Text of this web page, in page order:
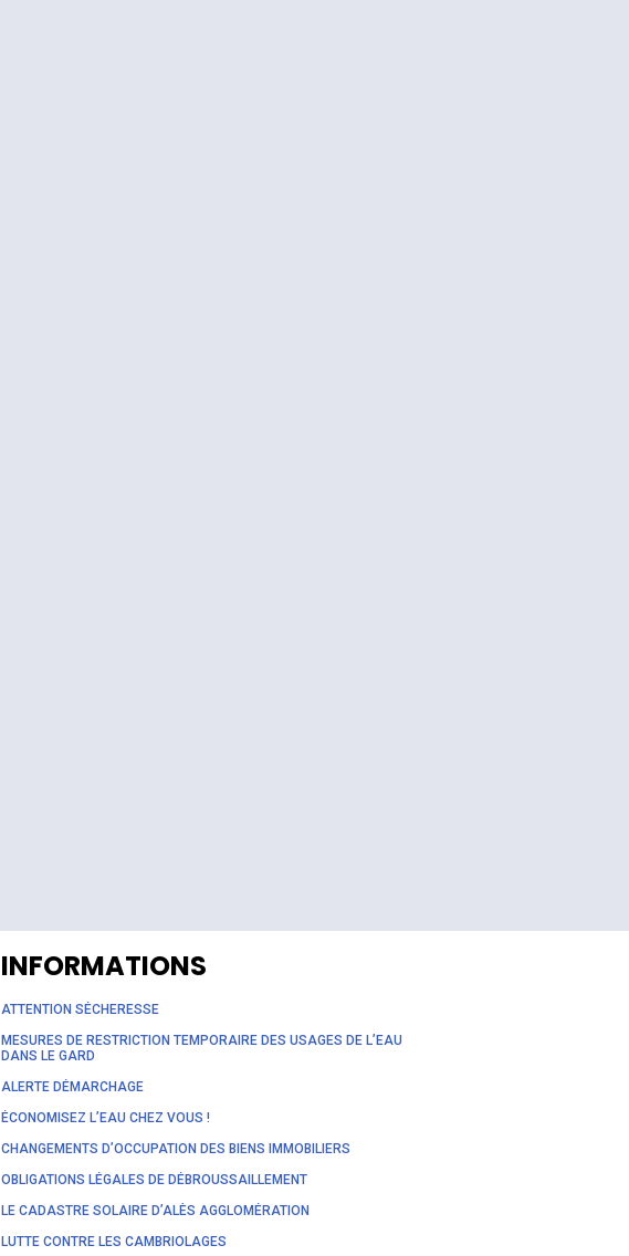
INFORMATIONS
ATTENTION SÉCHERESSE
MESURES DE RESTRICTION TEMPORAIRE DES USAGES DE L’EAU
DANS LE GARD
ALERTE DÉMARCHAGE
ÉCONOMISEZ L’EAU CHEZ VOUS !
CHANGEMENTS D’OCCUPATION DES BIENS IMMOBILIERS
OBLIGATIONS LÉGALES DE DÉBROUSSAILLEMENT
LE CADASTRE SOLAIRE D’ALÈS AGGLOMÉRATION
LUTTE CONTRE LES CAMBRIOLAGES